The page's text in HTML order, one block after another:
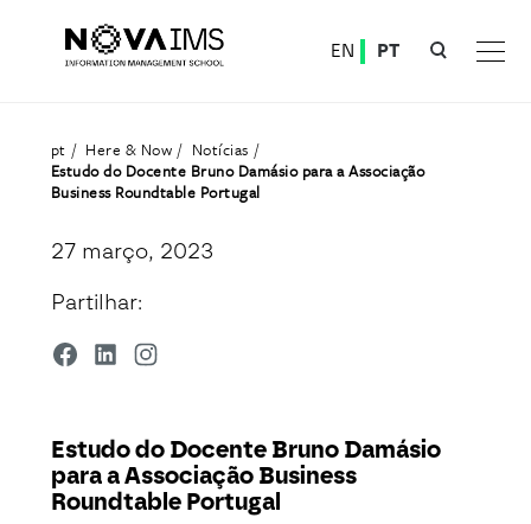
EN PT
pt Here & Now
Notícias
Estudo do Docente Bruno Damásio para a Associação
Business Roundtable Portugal
27 março, 2023
Partilhar:
Estudo do Docente Bruno Damásio
para a Associação Business
Roundtable Portugal